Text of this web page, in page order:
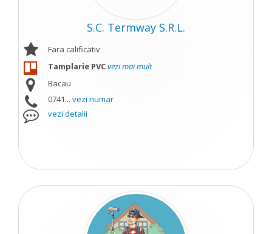
S.C. Termway S.R.L.
Fara calificativ
Tamplarie PVCvezi mai mult
Bacau
0741... vezi numar
vezi detalii